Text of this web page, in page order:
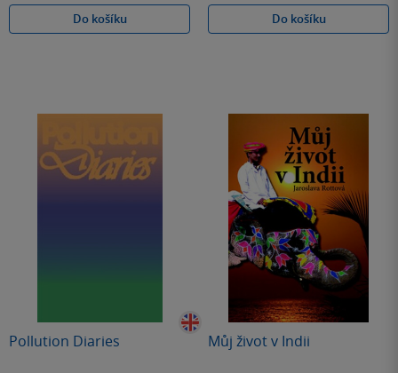
Do košíku
Do košíku
Pollution Diaries Můj život v Indii